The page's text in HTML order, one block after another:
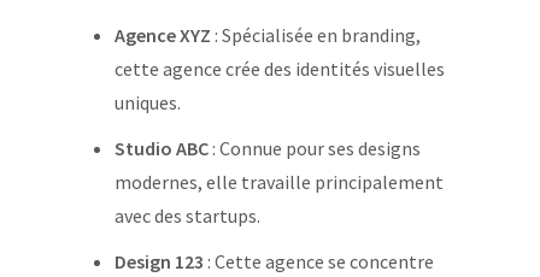
Agence XYZ : Spécialisée en branding,
cette agence crée des identités visuelles
uniques.
Studio ABC: Connue pour ses designs
modernes, elle travaille principalement
avec des startups.
Design 123 : Cette agence se concentre